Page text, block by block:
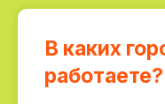
В каких
работаете?